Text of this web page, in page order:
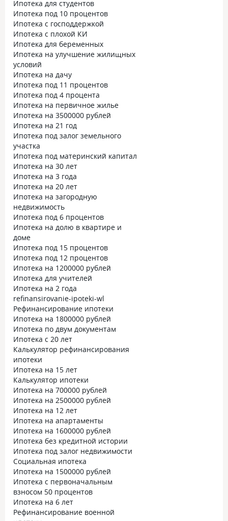
Ипотека для студентов
Ипотека под 10 процентов
Ипотека с господдержкой
Ипотека с плохой КИ
Ипотека для беременных
Ипотека на улучшение жилищных
условий
Ипотека на дачу
Ипотека под 11 процентов
Ипотека под 4 процента
Ипотека на первичное жилье
Ипотека на 3500000 рублей
Ипотека на 21 год
Ипотека под залог земельного
участка
Ипотека под материнский капитал
Ипотека на 30 лет
Ипотека на 3 года
Ипотека на 20 лет
Ипотека на загородную
недвижимость
Ипотека под 6 процентов
Ипотека на долю в квартире и
доме
Ипотека под 15 процентов
Ипотека под 12 процентов
Ипотека на 1200000 рублей
Ипотека для учителей
Ипотека на 2 года
refinansirovanie-ipoteki-wl
Рефинансирование ипотеки
Ипотека на 1800000 рублей
Ипотека по двум документам
Ипотека с 20 лет
Калькулятор рефинансирования
ипотеки
Ипотека на 15 лет
Калькулятор ипотеки
Ипотека на 700000 рублей
Ипотека на 2500000 рублей
Ипотека на 12 лет
Ипотека на апартаменты
Ипотека на 1600000 рублей
Ипотека без кредитной истории
Ипотека под залог недвижимости
Социальная ипотека
Ипотека на 1500000 рублей
Ипотека с первоначальным
взносом 50 процентов
Ипотека на 6 лет
Рефинансирование военной